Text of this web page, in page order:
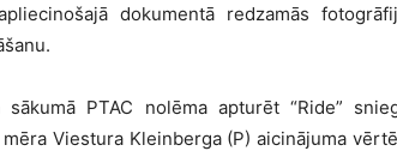
dokumentā redzamās
PTAC nolēma apturēt “Ride”
Viestura Kleinberga (P) aicinājuma